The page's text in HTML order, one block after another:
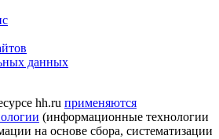
данных
hh.ru применяются
(информационные технологии
на основе сбора, систематизации